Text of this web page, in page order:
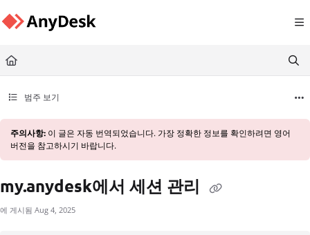
Fetch the complete documentation index at:
https://support.anydesk.com/llms.txt
범주 보기
주의사항: 이 글은 자동 번역되었습니다. 가장 정확한 정보를 확인하려면 영어
버전을 참고하시기 바랍니다.
my.anydesk에서 세션 관리
에 게시됨 Aug 4, 2025